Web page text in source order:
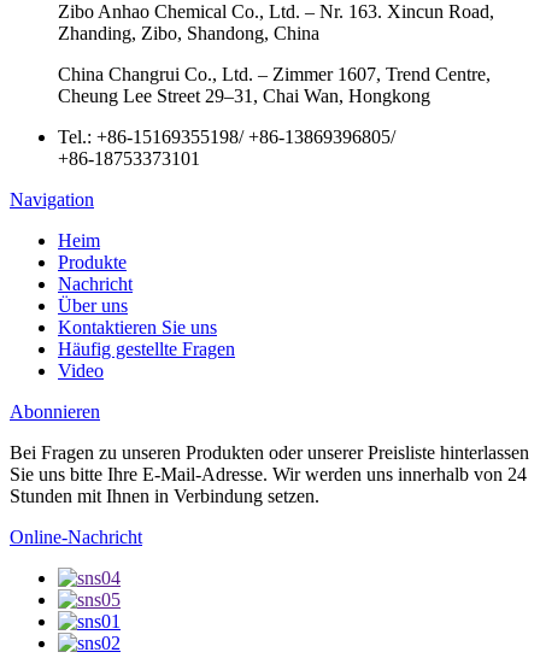
Zibo Anhao Chemical Co., Ltd. – Nr. 163. Xincun Road,
Zhanding, Zibo, Shandong, China
China Changrui Co., Ltd. – Zimmer 1607, Trend Centre,
Cheung Lee Street 29–31, Chai Wan, Hongkong
Tel.: +86-15169355198/+86-13869396805/
+86-18753373101
Navigation
Heim
Produkte
Nachricht
Über uns
Kontaktieren Sie uns
Häufig gestellte Fragen
Video
Abonnieren
Bei Fragen zu unseren Produkten oder unserer Preisliste hinterlassen
Sie uns bitte Ihre E-Mail-Adresse. Wir werden uns innerhalb von 24
Stunden mit Ihnen in Verbindung setzen.
Online-Nachricht